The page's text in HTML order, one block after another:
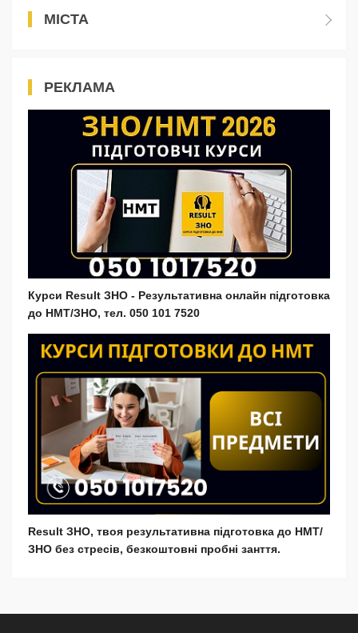
МІСТА
РЕКЛАМА
Курси Result ЗНО - Результативна онлайн підготовка
до НМТ/ЗНО, тел. 050 101 7520
Result ЗНО, твоя результативна підготовка до НМТ/
ЗНО без стресів, безкоштовні пробні занття.